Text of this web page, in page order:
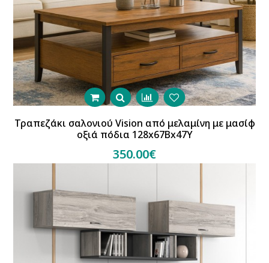
Τραπεζάκι σαλονιού Vision από μελαμίνη με μασίφ
οξιά πόδια 128x67Bx47Y
350.00€